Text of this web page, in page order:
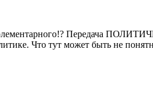
Передача
Что тут может быть не